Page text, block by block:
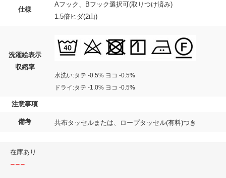
仕様
Aフック、Bフック選択可(取りつけ済み)
1.5倍ヒダ(2山)
洗濯絵表示
収縮率
水洗い:タテ -0.5% ヨコ -0.5%
ドライ:タテ -1.0% ヨコ -0.5%
注意事項
備考 共布タッセルまたは、ロープタッセル(有料)つき
在庫あり
---